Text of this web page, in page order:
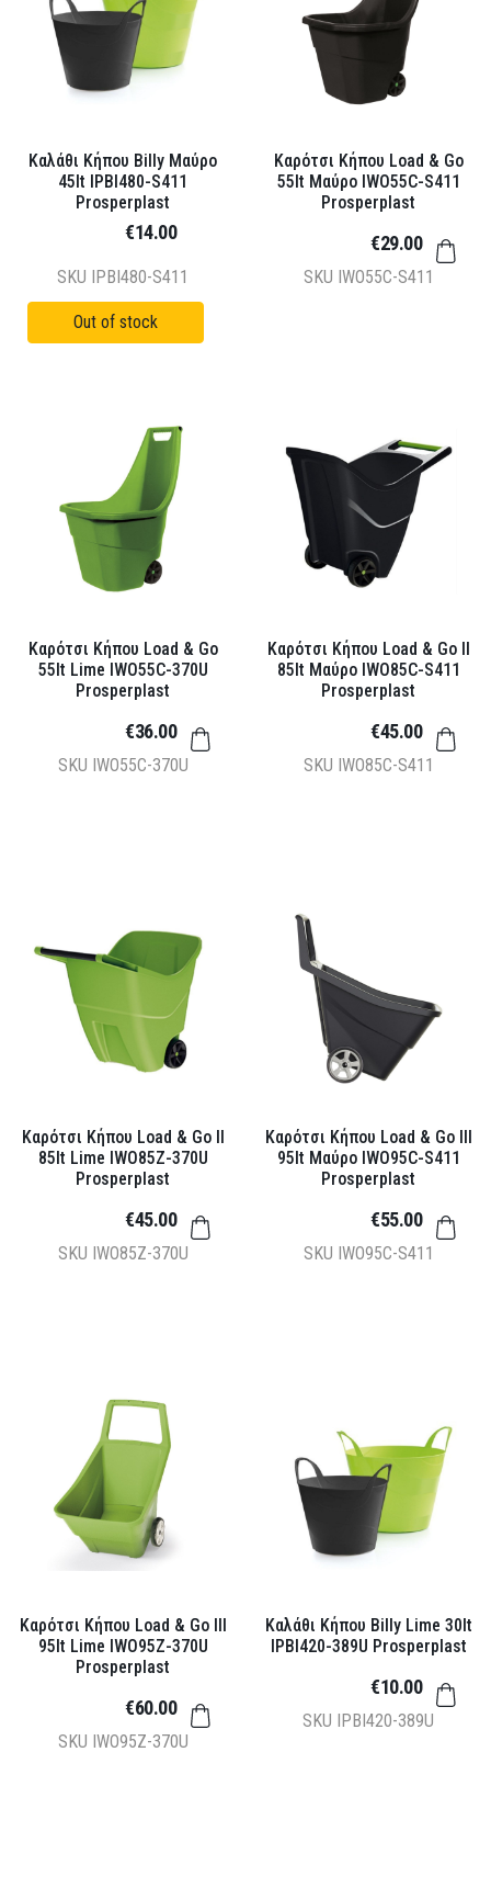
Καλάθι Κήπου Billy Μαύρο
45lt IPBI480-S411
Prosperplast
SKU IPBI480-S411
€14.00
Καρότσι Κήπου Load & Go
55lt Μαύρο IWO55C-S411
Prosperplast
SKU IWO55C-S411
€29.00
Καρότσι Κήπου Load & Go
55lt Lime IWO55C-370U
Prosperplast
SKU IWO55C-370U
€36.00
Καρότσι Κήπου Load & Go II
85lt Μαύρο IWO85C-S411
Prosperplast
SKU IWO85C-S411
€45.00
Καρότσι Κήπου Load & Go II
85lt Lime IWO85Z-370U
Prosperplast
SKU IWO85Z-370U
€45.00
Καρότσι Κήπου Load & Go III
95lt Μαύρο IWO95C-S411
Prosperplast
SKU IWO95C-S411
€55.00
Καρότσι Κήπου Load & Go III
95lt Lime IWO95Z-370U
Prosperplast
SKU IWO95Z-370U
€60.00
Καλάθι Κήπου Billy Lime 30lt
IPBI420-389U Prosperplast
SKU IPBI420-389U
€10.00